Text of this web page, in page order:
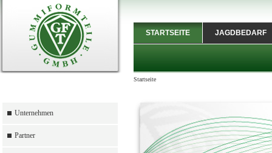
Unternehmen
Partner
STARTSEITE JAGDBEDARF
Startseite